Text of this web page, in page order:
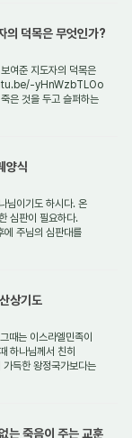
의 덕목은 무엇인가?
여준 지도자의 덕목은
yHnWzbTLOo
것을 두고 슬퍼하는
양식
님이기도 하시다. 온
심판이 필요하다.
에 주님의 심판대를
상기도
때는 이스라엘민족이
하나님께서 친히
득한 왕정국가보다는
는 죽음이 주는 교훈